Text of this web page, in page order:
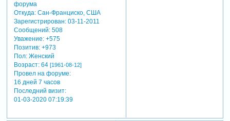
Откуда:Сан-Франциско, США
Зарегистрирован: 03-11-2011
Сообщений:508
Уважение: +575
Позитив: +973
Пол:Женский
Возраст:64 [1961-08-12]
Провел на форуме:
16 дней 7 часов
Последний визит:
01-03-2020 07:19:39